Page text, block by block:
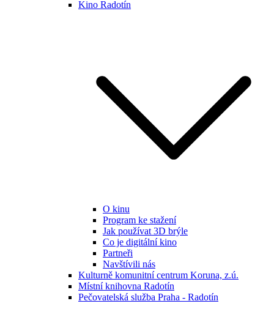
Kino Radotín
O kinu
Program ke stažení
Jak používat 3D brýle
Co je digitální kino
Partneři
Navštívili nás
Kulturně komunitní centrum Koruna, z.ú.
Místní knihovna Radotín
Pečovatelská služba Praha - Radotín